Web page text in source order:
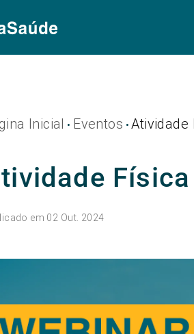
Inicial • Eventos •Atividade
Física
em 02 Out. 2024